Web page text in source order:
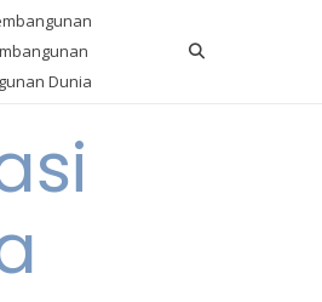
Dunia